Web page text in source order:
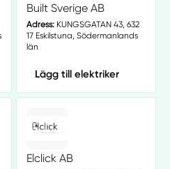
Built Sverige AB
Adress:KUNGSGATAN 43, 632
17 Eskilstuna, Södermanlands
län
Lägg till elektriker
Elclick AB